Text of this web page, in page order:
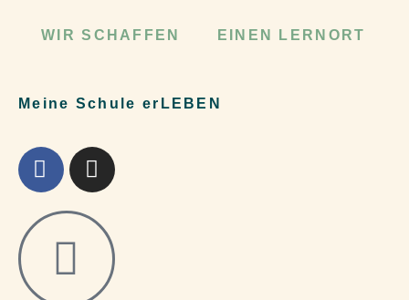
WIR SCHAFFEN EINEN LERNORT
Meine Schule erLEBEN